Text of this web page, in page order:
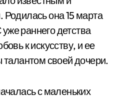
она 15 марта
раннего детства
к искусству, и ее
своей дочери.
с маленьких